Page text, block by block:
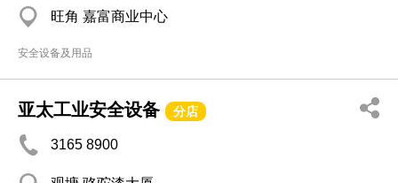
旺角 嘉富商业中心
安全设备及用品
亚太工业安全设备 分店
3165 8900